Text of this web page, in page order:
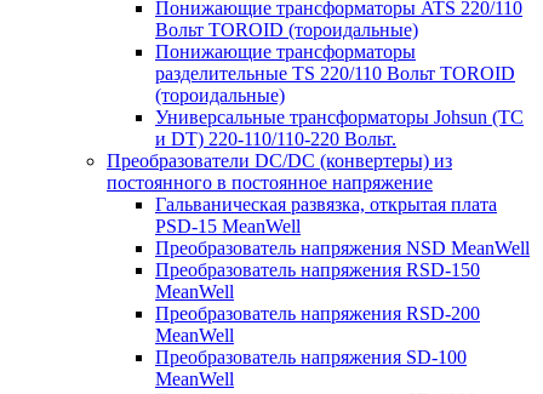
Понижающие трансформаторы ATS 220/110
Вольт TOROID (тороидальные)
Понижающие трансформаторы
разделительные TS 220/110 Вольт TOROID
(тороидальные)
Универсальные трансформаторы Johsun (TС
и DT) 220-110/110-220 Вольт.
Преобразователи DC/DC (конвертеры) из
постоянного в постоянное напряжение
Гальваническая развязка, открытая плата
PSD-15 MeanWell
Преобразователь напряжения NSD MeanWell
Преобразователь напряжения RSD-150
MeanWell
Преобразователь напряжения RSD-200
MeanWell
Преобразователь напряжения SD-100
MeanWell